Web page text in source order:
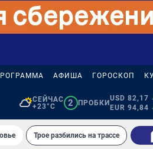
АФИША ГОРОСКОП
СЕЙЧАС
+23°C
2 ПРОБКИ
USD 82,17
EUR 94,84
Трое разбились на трассе